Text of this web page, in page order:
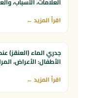
اقرأ المزيد ←
جدري الماء (العنقز)
الأطفال: الأعراض،
اقرأ المزيد ←